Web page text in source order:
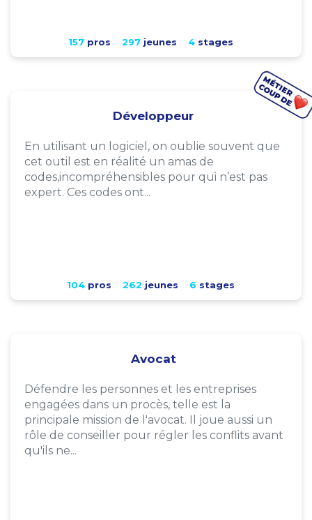
157pros 297jeunes 4stages
Développeur
En utilisant un logiciel, on oublie souvent que
cet outil est en réalité un amas de
codes,incompréhensibles pour qui n’est pas
expert. Ces codes ont...
104pros 262 jeunes 6 stages
Avocat
Défendre les personnes et les entreprises
engagées dans un procès, telle est la
principale mission de l'avocat. Il joue aussi un
rôle de conseiller pour régler les conflits avant
qu'ils ne...